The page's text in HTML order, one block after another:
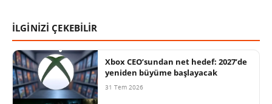
İLGİNİZİ ÇEKEBİLİR
Xbox CEO’sundan net hedef: 2027’de
yeniden büyüme başlayacak
31 Tem 2026